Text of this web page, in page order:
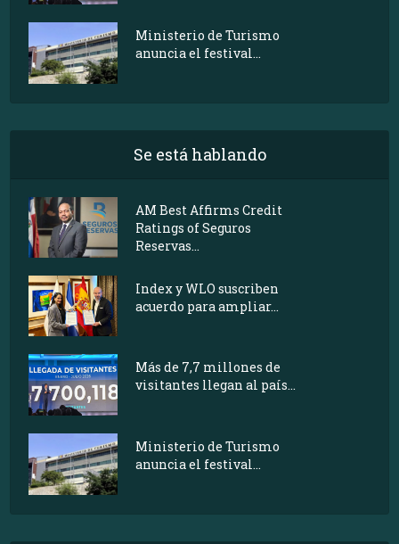
Ministerio de Turismo
anuncia el festival...
Se está hablando
AM Best Affirms Credit
Ratings of Seguros
Reservas...
Index y WLO suscriben
acuerdo para ampliar...
Más de 7,7 millones de
visitantes llegan al país...
Ministerio de Turismo
anuncia el festival...